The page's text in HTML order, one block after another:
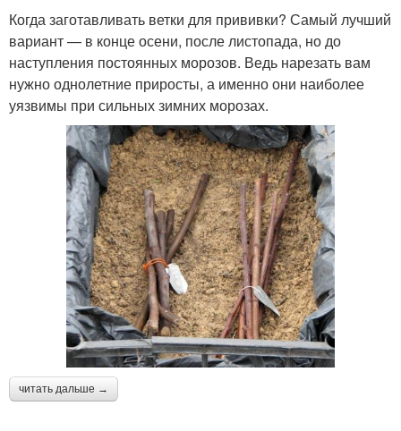
Когда заготавливать ветки для прививки? Самый лучший
вариант — в конце осени, после листопада, но до
наступления постоянных морозов. Ведь нарезать вам
нужно однолетние приросты, а именно они наиболее
уязвимы при сильных зимних морозах.
читать дальше →